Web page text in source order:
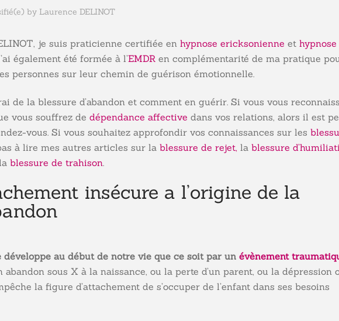
by Laurence DELINOT
je suis praticienne certifiée en hypnose ericksonienne et hypnose
également été formée à l’EMDR en complémentarité de ma pratique
personnes sur leur chemin de guérison émotionnelle.
de la blessure d’abandon et comment en guérir. Si vous vous
vous souffrez de dépendance affective dans vos relations, alors il est
vous. Si vous souhaitez approfondir vos connaissances sur les
à lire mes autres articles sur la blessure de rejet, la blessure
blessure de trahison.
insécure a l’origine de la
développe au début de notre vie que ce soit par un évènement
abandon sous X à la naissance, ou la perte d’un parent, ou la dépression
la figure d’attachement de s’occuper de l’enfant dans ses besoins